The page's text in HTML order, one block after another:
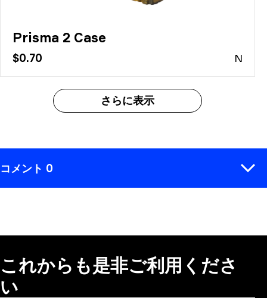
Prisma 2 Case
$0.70 N
さらに表示
コメント 0
これからも是非ご利用くださ
い